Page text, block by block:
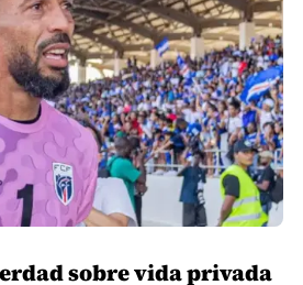
sobre vida privada